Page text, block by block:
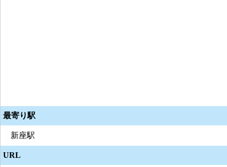
最寄り駅
新座駅
URL